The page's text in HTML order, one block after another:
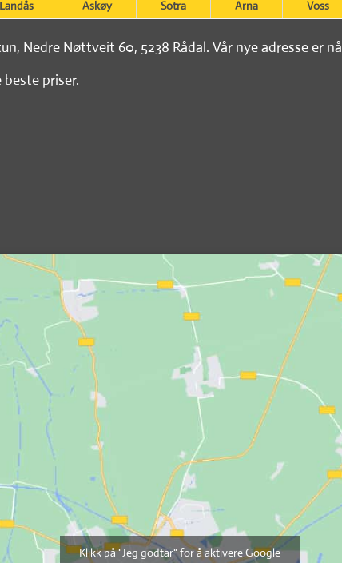
Landås Askøy Sotra Arna Voss
Nedre Nøttveit 60, 5238 Rådal. Vår nye adresse er nå
priser.
Klikk på "Jeg godtar" for å aktivere Google